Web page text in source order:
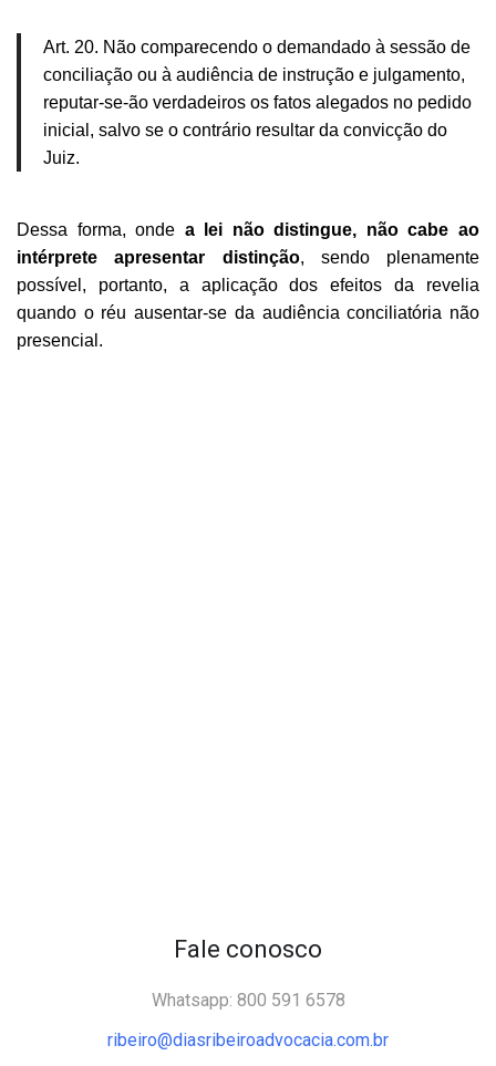
Art. 20. Não comparecendo o demandado à sessão de
conciliação ou à audiência de instrução e julgamento,
reputar-se-ão verdadeiros os fatos alegados no pedido
inicial, salvo se o contrário resultar da convicção do
Juiz.
Dessa forma, onde a lei não distingue, não cabe ao
intérprete apresentar distinção, sendo plenamente
possível, portanto, a aplicação dos efeitos da revelia
quando o réu ausentar-se da audiência conciliatória não
presencial.
Fale conosco
Whatsapp: 800 591 6578
ribeiro@diasribeiroadvocacia.com.br